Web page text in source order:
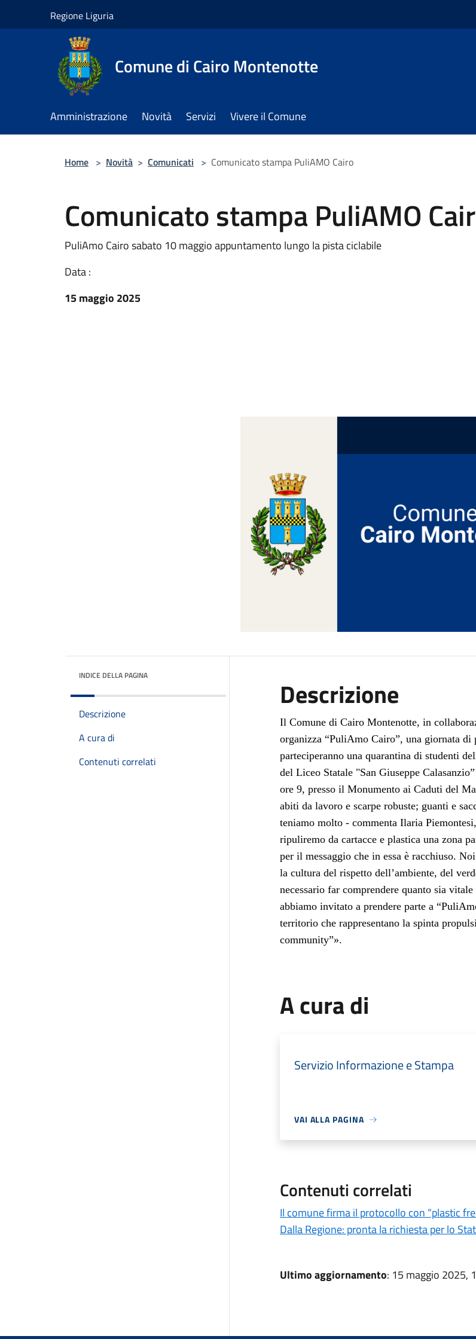
Regione Liguria
Comune di Cairo Montenotte
Amministrazione Novità Servizi Vivere il Comune
Home > Novità > Comunicati > Comunicato stampa PuliAMO Cairo
Comunicato stampa PuliAMO
PuliAmo Cairo sabato 10 maggio appuntamento lungo la pista ciclabile
Data :
15 maggio 2025
INDICE DELLA PAGINA
Descrizione
A cura di
Contenuti correlati
Descrizione
Il Comune di Cairo Montenotte, in
organizza “PuliAmo Cairo”, una giornata
parteciperanno una quarantina di studenti
del Liceo Statale "San Giuseppe
ore 9, presso il Monumento ai Caduti del
abiti da lavoro e scarpe robuste; guanti e
teniamo molto - commenta Ilaria
ripuliremo da cartacce e plastica una zona
per il messaggio che in essa è racchiuso.
la cultura del rispetto dell’ambiente, del
necessario far comprendere quanto sia
abbiamo invitato a prendere parte a
territorio che rappresentano la spinta
community”».
A cura di
Servizio Informazione e Stampa
VAI ALLA PAGINA
Contenuti correlati
Il comune firma il protocollo con “plastic
Dalla Regione: pronta la richiesta per lo
Ultimo aggiornamento: 15 maggio 2025,